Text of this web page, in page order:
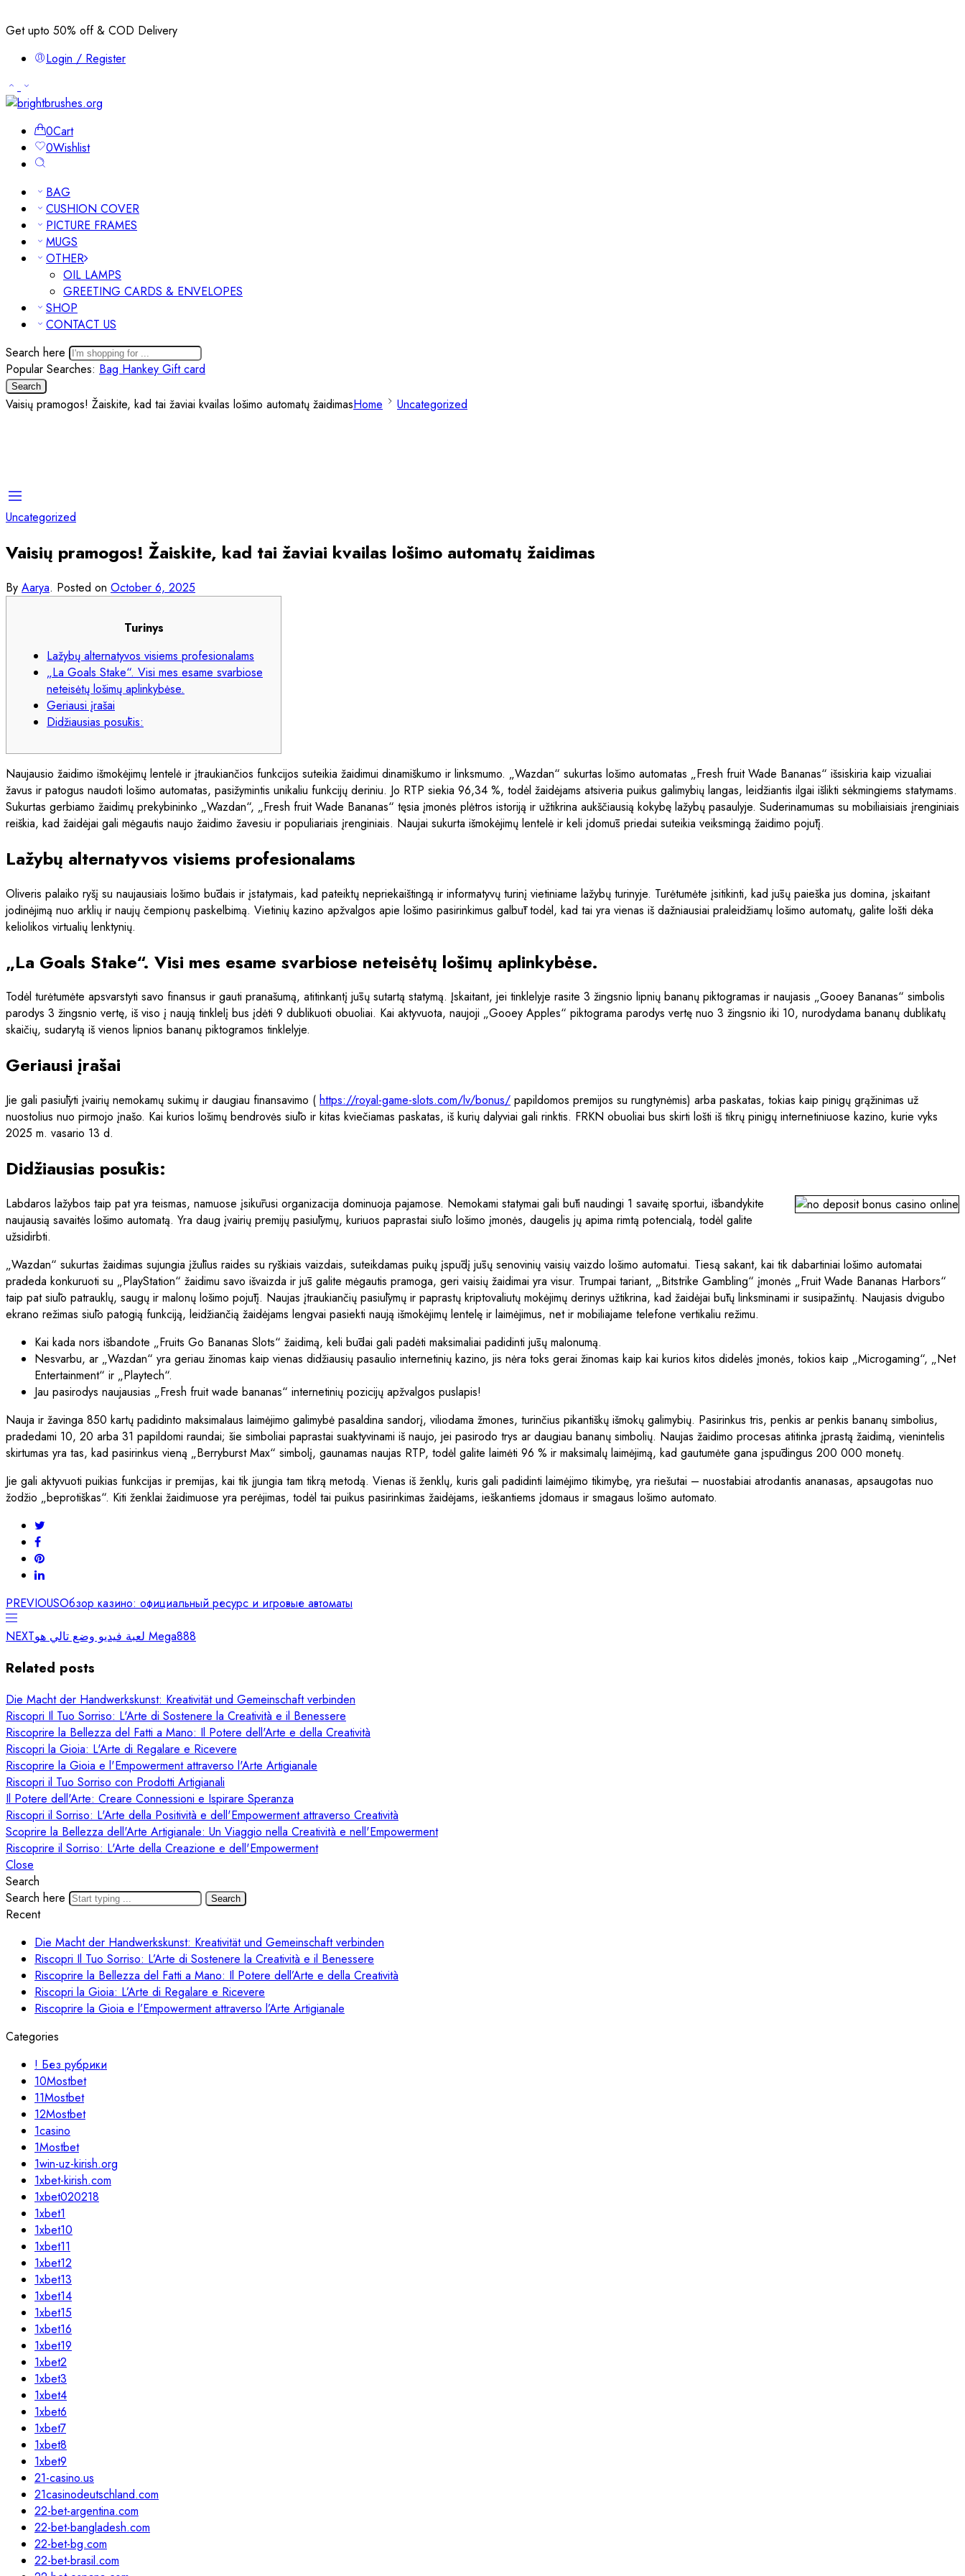
Get upto 50% off & COD Delivery
Login / Register
0Cart
0Wishlist
BAG
CUSHION COVER
PICTURE FRAMES
MUGS
OTHER
OIL LAMPS
GREETING CARDS & ENVELOPES
SHOP
CONTACT US
Search here
Popular Searches: Bag Hankey Gift card
Search
Vaisių pramogos! Žaiskite, kad tai žaviai kvailas lošimo automatų žaidimasHome Uncategorized
Uncategorized
Vaisių pramogos! Žaiskite, kad tai žaviai kvailas lošimo automatų žaidimas
By Aarya. Posted on October 6, 2025
Turinys
Lažybų alternatyvos visiems profesionalams
„La Goals Stake“. Visi mes esame svarbiose
neteisėtų lošimų aplinkybėse.
Geriausi įrašai
Didžiausias posūkis:
Naujausio žaidimo išmokėjimų lentelė ir įtraukiančios funkcijos suteikia žaidimui dinamiškumo ir linksmumo. „Wazdan“ sukurtas lošimo automatas „Fresh fruit Wade Bananas“ išsiskiria kaip vizualiai
žavus ir patogus naudoti lošimo automatas, pasižymintis unikaliu funkcijų deriniu. Jo RTP siekia 96,34 %, todėl žaidėjams atsiveria puikus galimybių langas, leidžiantis ilgai išlikti sėkmingiems statymams.
Sukurtas gerbiamo žaidimų prekybininko „Wazdan“, „Fresh fruit Wade Bananas“ tęsia įmonės plėtros istoriją ir užtikrina aukščiausią kokybę lažybų pasaulyje. Suderinamumas su mobiliaisiais įrenginiais
reiškia, kad žaidėjai gali mėgautis naujo žaidimo žavesiu ir populiariais įrenginiais. Naujai sukurta išmokėjimų lentelė ir keli įdomūs priedai suteikia veiksmingą žaidimo pojūtį.
Lažybų alternatyvos visiems profesionalams
Oliveris palaiko ryšį su naujausiais lošimo būdais ir įstatymais, kad pateiktų nepriekaištingą ir informatyvų turinį vietiniame lažybų turinyje. Turėtumėte įsitikinti, kad jūsų paieška jus domina, įskaitant
jodinėjimą nuo arklių ir naujų čempionų paskelbimą. Vietinių kazino apžvalgos apie lošimo pasirinkimus galbūt todėl, kad tai yra vienas iš dažniausiai praleidžiamų lošimo automatų, galite lošti dėka
keliolikos virtualių lenktynių.
„La Goals Stake“. Visi mes esame svarbiose neteisėtų lošimų aplinkybėse.
Todėl turėtumėte apsvarstyti savo finansus ir gauti pranašumą, atitinkantį jūsų sutartą statymą. Įskaitant, jei tinklelyje rasite 3 žingsnio lipnių bananų piktogramas ir naujasis „Gooey Bananas“ simbolis
parodys 3 žingsnio vertę, iš viso į naują tinklelį bus įdėti 9 dublikuoti obuoliai. Kai aktyvuota, naujoji „Gooey Apples“ piktograma parodys vertę nuo 3 žingsnio iki 10, nurodydama bananų dublikatų
skaičių, sudarytą iš vienos lipnios bananų piktogramos tinklelyje.
Geriausi įrašai
Jie gali pasiūlyti įvairių nemokamų sukimų ir daugiau finansavimo ( https://royal-game-slots.com/lv/bonus/ papildomos premijos su rungtynėmis) arba paskatas, tokias kaip pinigų grąžinimas už
nuostolius nuo pirmojo įnašo. Kai kurios lošimų bendrovės siūlo ir kitas kviečiamas paskatas, iš kurių dalyviai gali rinktis. FRKN obuoliai bus skirti lošti iš tikrų pinigų internetiniuose kazino, kurie vyks
2025 m. vasario 13 d.
Didžiausias posūkis:
Labdaros lažybos taip pat yra teismas, namuose įsikūrusi organizacija dominuoja pajamose. Nemokami statymai gali būti naudingi 1 savaitę sportui, išbandykite
naujausią savaitės lošimo automatą. Yra daug įvairių premijų pasiūlymų, kuriuos paprastai siūlo lošimo įmonės, daugelis jų apima rimtą potencialą, todėl galite
užsidirbti.
„Wazdan“ sukurtas žaidimas sujungia įžūlius raides su ryškiais vaizdais, suteikdamas puikų įspūdį jūsų senovinių vaisių vaizdo lošimo automatui. Tiesą sakant, kai tik dabartiniai lošimo automatai
pradeda konkuruoti su „PlayStation“ žaidimu savo išvaizda ir jūs galite mėgautis pramoga, geri vaisių žaidimai yra visur. Trumpai tariant, „Bitstrike Gambling“ įmonės „Fruit Wade Bananas Harbors“
taip pat siūlo patrauklų, saugų ir malonų lošimo pojūtį. Naujas įtraukiančių pasiūlymų ir paprastų kriptovaliutų mokėjimų derinys užtikrina, kad žaidėjai būtų linksminami ir susipažintų. Naujasis dvigubo
ekrano režimas siūlo patogią funkciją, leidžiančią žaidėjams lengvai pasiekti naują išmokėjimų lentelę ir laimėjimus, net ir mobiliajame telefone vertikaliu režimu.
Kai kada nors išbandote „Fruits Go Bananas Slots“ žaidimą, keli būdai gali padėti maksimaliai padidinti jūsų malonumą.
Nesvarbu, ar „Wazdan“ yra geriau žinomas kaip vienas didžiausių pasaulio internetinių kazino, jis nėra toks gerai žinomas kaip kai kurios kitos didelės įmonės, tokios kaip „Microgaming“, „Net
Entertainment“ ir „Playtech“.
Jau pasirodys naujausias „Fresh fruit wade bananas“ internetinių pozicijų apžvalgos puslapis!
Nauja ir žavinga 850 kartų padidinto maksimalaus laimėjimo galimybė pasaldina sandorį, viliodama žmones, turinčius pikantiškų išmokų galimybių. Pasirinkus tris, penkis ar penkis bananų simbolius,
pradedami 10, 20 arba 31 papildomi raundai; šie simboliai paprastai suaktyvinami iš naujo, jei pasirodo trys ar daugiau bananų simbolių. Naujas žaidimo procesas atitinka įprastą žaidimą, vienintelis
skirtumas yra tas, kad pasirinkus vieną „Berryburst Max“ simbolį, gaunamas naujas RTP, todėl galite laimėti 96 % ir maksimalų laimėjimą, kad gautumėte gana įspūdingus 200 000 monetų.
Jie gali aktyvuoti puikias funkcijas ir premijas, kai tik įjungia tam tikrą metodą. Vienas iš ženklų, kuris gali padidinti laimėjimo tikimybę, yra riešutai – nuostabiai atrodantis ananasas, apsaugotas nuo
žodžio „beprotiškas“. Kiti ženklai žaidimuose yra perėjimas, todėl tai puikus pasirinkimas žaidėjams, ieškantiems įdomaus ir smagaus lošimo automato.
PREVIOUSОбзор казино: официальный ресурс и игровые автоматы
NEXT
لعبة فيديو وضع تالي هو Mega888
Related posts
Die Macht der Handwerkskunst: Kreativität und Gemeinschaft verbinden
Riscopri Il Tuo Sorriso: L'Arte di Sostenere la Creatività e il Benessere
Riscoprire la Bellezza del Fatti a Mano: Il Potere dell'Arte e della Creatività
Riscopri la Gioia: L'Arte di Regalare e Ricevere
Riscoprire la Gioia e l'Empowerment attraverso l'Arte Artigianale
Riscopri il Tuo Sorriso con Prodotti Artigianali
Il Potere dell'Arte: Creare Connessioni e Ispirare Speranza
Riscopri il Sorriso: L'Arte della Positività e dell'Empowerment attraverso Creatività
Scoprire la Bellezza dell'Arte Artigianale: Un Viaggio nella Creatività e nell'Empowerment
Riscoprire il Sorriso: L'Arte della Creazione e dell'Empowerment
Close
Search
Search here
Search
Recent
Die Macht der Handwerkskunst: Kreativität und Gemeinschaft verbinden
Riscopri Il Tuo Sorriso: L’Arte di Sostenere la Creatività e il Benessere
Riscoprire la Bellezza del Fatti a Mano: Il Potere dell’Arte e della Creatività
Riscopri la Gioia: L’Arte di Regalare e Ricevere
Riscoprire la Gioia e l’Empowerment attraverso l’Arte Artigianale
Categories
! Без рубрики
10Mostbet
11Mostbet
12Mostbet
1casino
1Mostbet
1win-uz-kirish.org
1xbet-kirish.com
1xbet020218
1xbet1
1xbet10
1xbet11
1xbet12
1xbet13
1xbet14
1xbet15
1xbet16
1xbet19
1xbet2
1xbet3
1xbet4
1xbet6
1xbet7
1xbet8
1xbet9
21-casino.us
21casinodeutschland.com
22-bet-argentina.com
22-bet-bangladesh.com
22-bet-bg.com
22-bet-brasil.com